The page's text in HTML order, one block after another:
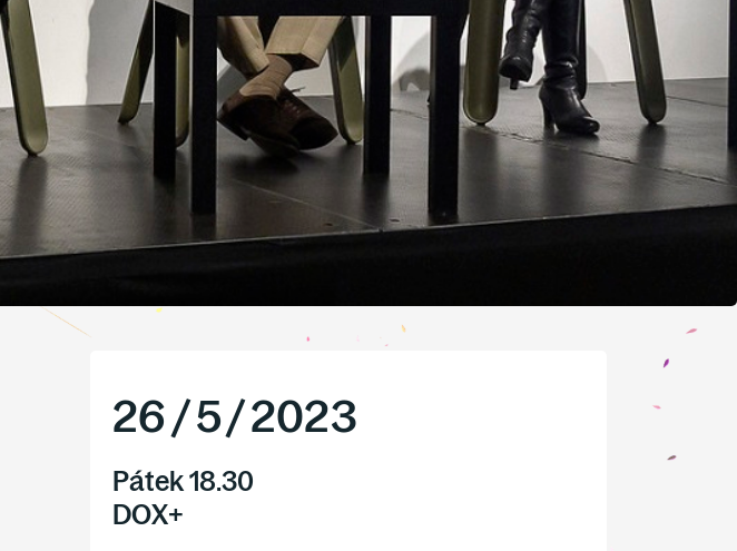
26/5/2023
Pátek 18.30
DOX+